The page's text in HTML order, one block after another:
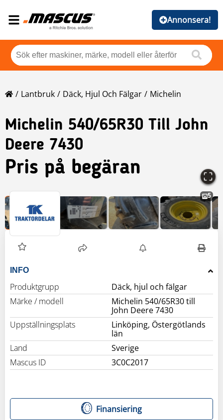
Annonsera!
Lantbruk Däck, Hjul Och Fälgar Michelin
Michelin 540/65R30 Till John
Deere 7430
Pris på begäran
5
INFO
Produktgrupp
Däck, hjul och fälgar
Märke / modell
Michelin 540/65R30 till
John Deere 7430
Uppställningsplats
Linköping, Östergötlands
län
Land
Sverige
Mascus ID
3C0C2017
Finansiering